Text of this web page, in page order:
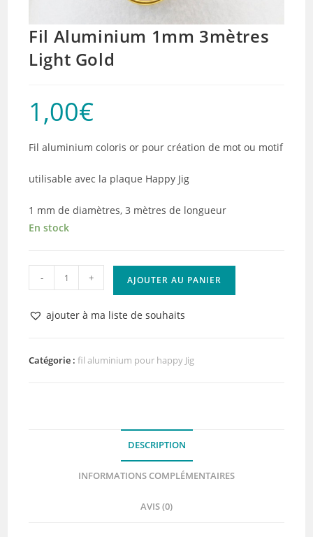
Fil Aluminium 1mm 3mètres
Light Gold
1,00€
Fil aluminium coloris or pour création de mot ou motif
utilisable avec la plaque Happy Jig
1 mm de diamètres, 3 mètres de longueur
En stock
quantité
de
Fil
Aluminium
3mètres
- + AJOUTER AU PANIER
ajouter à ma liste de souhaits
Catégorie :fil aluminium pour happy Jig
DESCRIPTION
INFORMATIONS COMPLÉMENTAIRES
AVIS (0)